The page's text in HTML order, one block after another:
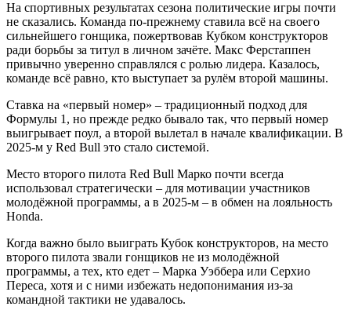
На спортивных результатах сезона политические игры почти
не сказались. Команда по-прежнему ставила всё на своего
сильнейшего гонщика, пожертвовав Кубком конструкторов
ради борьбы за титул в личном зачёте. Макс Ферстаппен
привычно уверенно справлялся с ролью лидера. Казалось,
команде всё равно, кто выступает за рулём второй машины.
Ставка на «первый номер» – традиционный подход для
Формулы 1, но прежде редко бывало так, что первый номер
выигрывает поул, а второй вылетал в начале квалификации. В
2025-м у Red Bull это стало системой.
Место второго пилота Red Bull Марко почти всегда
использовал стратегически – для мотивации участников
молодёжной программы, а в 2025-м – в обмен на лояльность
Honda.
Когда важно было выиграть Кубок конструкторов, на место
второго пилота звали гонщиков не из молодёжной
программы, а тех, кто едет – Марка Уэббера или Серхио
Переса, хотя и с ними избежать недопонимания из-за
командной тактики не удавалось.